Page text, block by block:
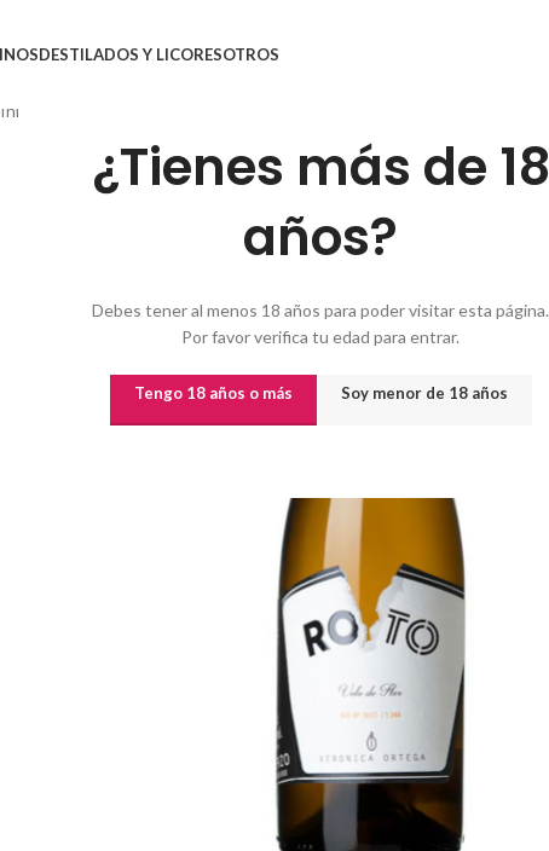
¿Tienes más de 18
años?
Debes tener al menos 18 años para poder visitar esta página.
Por favor verifica tu edad para entrar.
Tengo 18 años o más Soy menor de 18 años
DESTILADOS Y LICORESOTROS
Inicio